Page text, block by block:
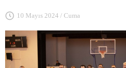
10 Mayıs 2024 / Cuma